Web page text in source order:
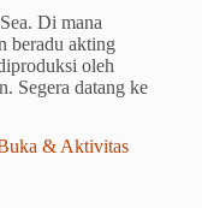
Di mana
beradu akting
oleh
Segera datang ke
& Aktivitas